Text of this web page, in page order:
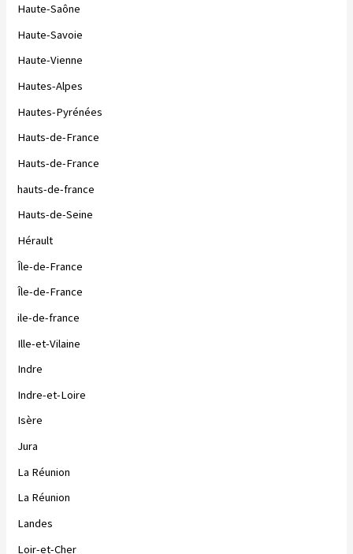
Haute-Saône
Haute-Savoie
Haute-Vienne
Hautes-Alpes
Hautes-Pyrénées
Hauts-de-France
Hauts-de-France
hauts-de-france
Hauts-de-Seine
Hérault
Île-de-France
Île-de-France
ile-de-france
Ille-et-Vilaine
Indre
Indre-et-Loire
Isère
Jura
La Réunion
La Réunion
Landes
Loir-et-Cher